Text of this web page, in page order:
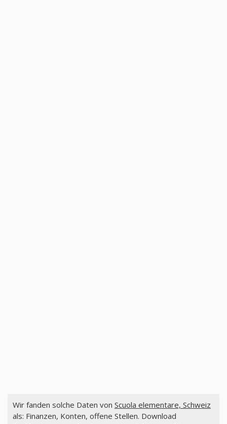
Wir fanden solche Daten von Scuola elementare, Schweiz
als: Finanzen, Konten, offene Stellen. Download